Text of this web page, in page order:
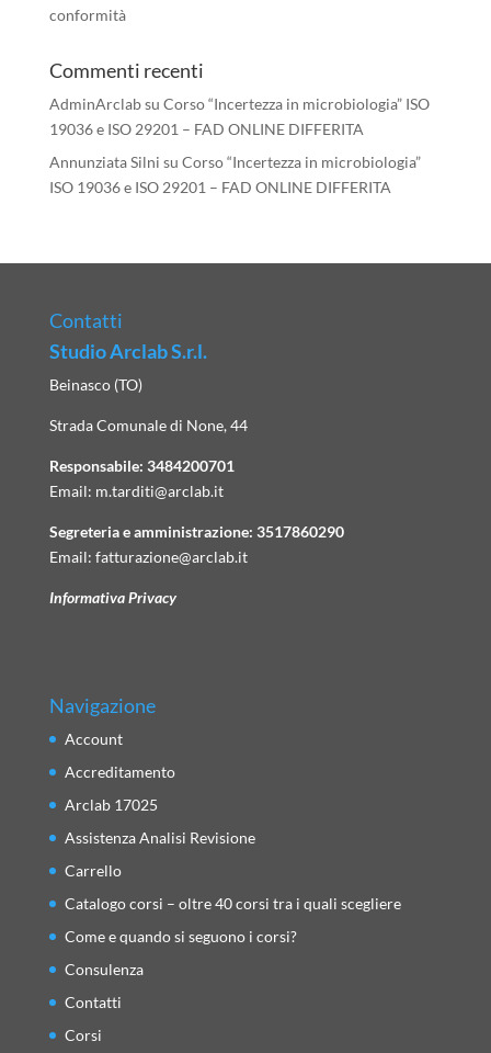
conformità
Commenti recenti
AdminArclabsu Corso “Incertezza in microbiologia” ISO
19036 e ISO 29201 – FAD ONLINE DIFFERITA
Annunziata Silni su Corso “Incertezza in microbiologia”
ISO 19036 e ISO 29201 – FAD ONLINE DIFFERITA
Contatti
Studio Arclab S.r.l.
Beinasco (TO)
Strada Comunale di None, 44
Responsabile: 3484200701
Email: m.tarditi@arclab.it
Segreteria e amministrazione: 3517860290
Email: fatturazione@arclab.it
Informativa Privacy
Navigazione
Account
Accreditamento
Arclab 17025
Assistenza Analisi Revisione
Carrello
Catalogo corsi – oltre 40 corsi tra i quali scegliere
Come e quando si seguono i corsi?
Consulenza
Contatti
Corsi